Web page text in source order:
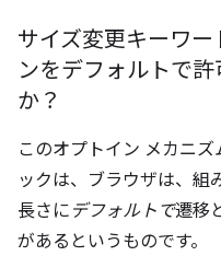
サイズ変更キーワ
ンをデフォルトで
か？
このオプトイン メカニ
ックは、ブラウザは、組
長さに デフォルトで遷移
があるというものです。